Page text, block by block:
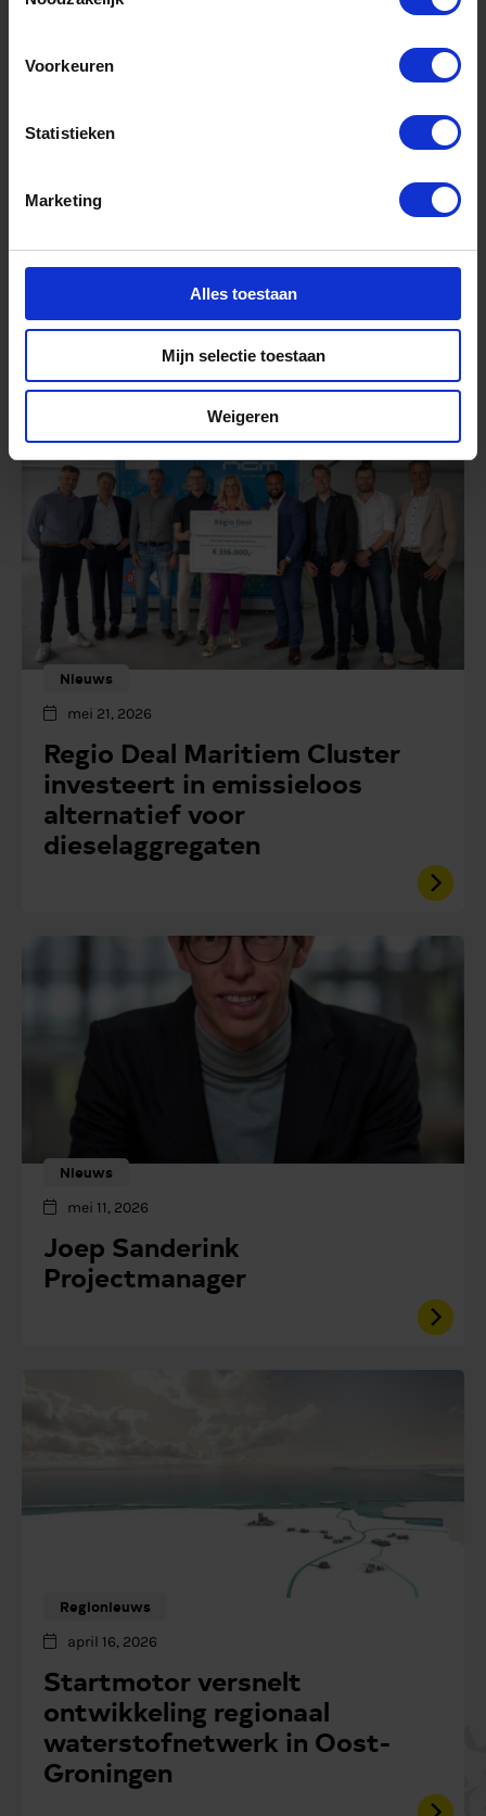
Voorkeuren
Statistieken
Marketing
Alles toestaan
Mijn selectie toestaan
Weigeren
Eerste Kamer keurt
Groningenwet goed
Nieuws
mei 21, 2026
Regio Deal Maritiem Cluster
investeert in emissieloos
alternatief voor
dieselaggregaten
Nieuws
mei 11, 2026
Joep Sanderink
Projectmanager
Regionieuws
april 16, 2026
Startmotor versnelt
ontwikkeling regionaal
waterstofnetwerk in Oost-
Groningen